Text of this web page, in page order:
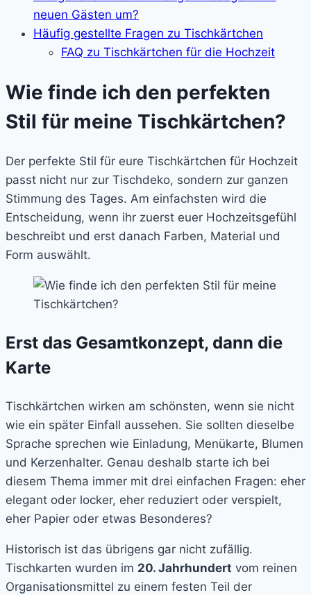
neuen Gästen um?
Häufig gestellte Fragen zu Tischkärtchen
FAQ zu Tischkärtchen für die Hochzeit
Wie finde ich den perfekten
Stil für meine Tischkärtchen?
Der perfekte Stil für eure Tischkärtchen für Hochzeit
passt nicht nur zur Tischdeko, sondern zur ganzen
Stimmung des Tages. Am einfachsten wird die
Entscheidung, wenn ihr zuerst euer Hochzeitsgefühl
beschreibt und erst danach Farben, Material und
Form auswählt.
Erst das Gesamtkonzept, dann die
Karte
Tischkärtchen wirken am schönsten, wenn sie nicht
wie ein später Einfall aussehen. Sie sollten dieselbe
Sprache sprechen wie Einladung, Menükarte, Blumen
und Kerzenhalter. Genau deshalb starte ich bei
diesem Thema immer mit drei einfachen Fragen: eher
elegant oder locker, eher reduziert oder verspielt,
eher Papier oder etwas Besonderes?
Historisch ist das übrigens gar nicht zufällig.
Tischkarten wurden im 20. Jahrhundert vom reinen
Organisationsmittel zu einem festen Teil der